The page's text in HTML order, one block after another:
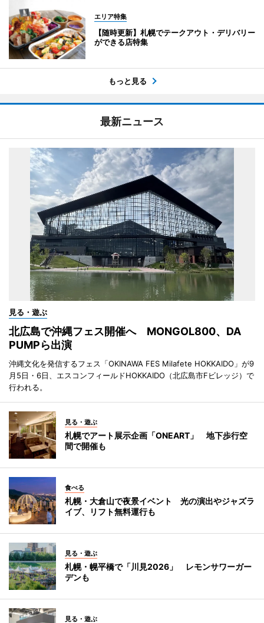
エリア特集
【随時更新】札幌でテークアウト・デリバリー
ができる店特集
もっと見る
最新ニュース
見る・遊ぶ
北広島で沖縄フェス開催へ MONGOL800、DA
PUMPら出演
沖縄文化を発信するフェス「OKINAWA FES Milafete HOKKAIDO」が9
月5日・6日、エスコンフィールドHOKKAIDO（北広島市Fビレッジ）で
行われる。
見る・遊ぶ
札幌でアート展示企画「ONEART」 地下歩行空
間で開催も
食べる
札幌・大倉山で夜景イベント 光の演出やジャズラ
イブ、リフト無料運行も
見る・遊ぶ
札幌・幌平橋で「川見2026」 レモンサワーガー
デンも
見る・遊ぶ